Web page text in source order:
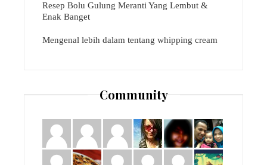
Resep Bolu Gulung Meranti Yang Lembut &
Enak Banget
Mengenal lebih dalam tentang whipping cream
Community